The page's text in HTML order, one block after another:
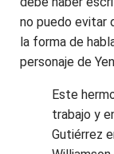
no puedo evitar
la forma de
personaje de
Este
trabajo y
Gutiérrez